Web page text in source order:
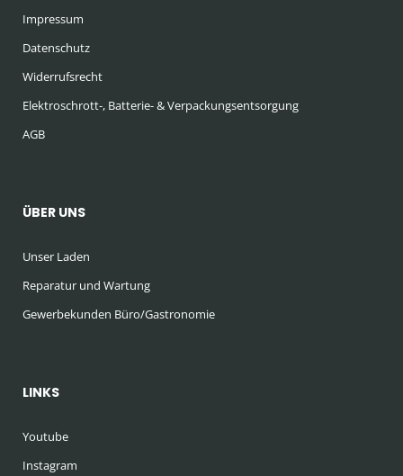
Impressum
Datenschutz
Widerrufsrecht
Elektroschrott-, Batterie- & Verpackungsentsorgung
AGB
ÜBER UNS
Unser Laden
Reparatur und Wartung
Gewerbekunden Büro/Gastronomie
LINKS
Youtube
Instagram